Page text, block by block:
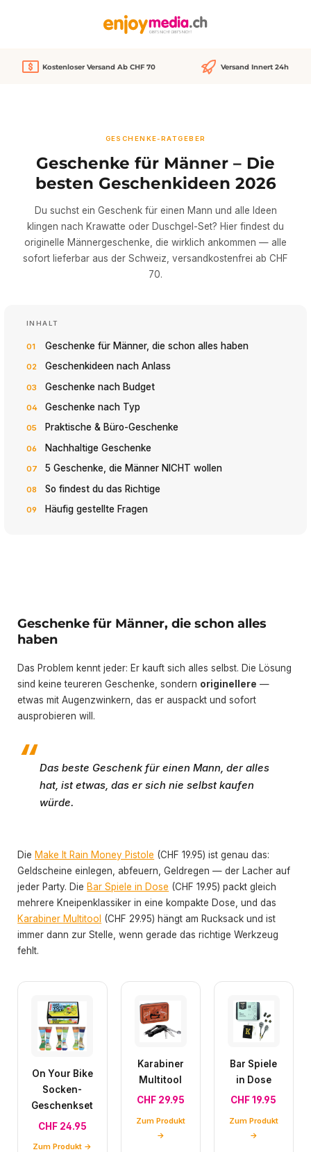
Kostenloser Versand Ab CHF 70 Versand Innert 24h
GESCHENKE-RATGEBER
Geschenke für Männer – Die
besten Geschenkideen 2026
Du suchst ein Geschenk für einen Mann und alle Ideen
klingen nach Krawatte oder Duschgel-Set? Hier findest du
originelle Männergeschenke, die wirklich ankommen — alle
sofort lieferbar aus der Schweiz, versandkostenfrei ab CHF
70.
INHALT
Geschenke für Männer, die schon alles haben
Geschenkideen nach Anlass
Geschenke nach Budget
Geschenke nach Typ
Praktische & Büro-Geschenke
Nachhaltige Geschenke
5 Geschenke, die Männer NICHT wollen
So findest du das Richtige
Häufig gestellte Fragen
Geschenke für Männer, die schon alles
haben
Das Problem kennt jeder: Er kauft sich alles selbst. Die Lösung
sind keine teureren Geschenke, sondern originellere —
etwas mit Augenzwinkern, das er auspackt und sofort
ausprobieren will.
Das beste Geschenk für einen Mann, der alles
hat, ist etwas, das er sich nie selbst kaufen
würde.
Die Make It Rain Money Pistole (CHF 19.95) ist genau das:
Geldscheine einlegen, abfeuern, Geldregen — der Lacher auf
jeder Party. Die Bar Spiele in Dose (CHF 19.95) packt gleich
mehrere Kneipenklassiker in eine kompakte Dose, und das
Karabiner Multitool (CHF 29.95) hängt am Rucksack und ist
immer dann zur Stelle, wenn gerade das richtige Werkzeug
fehlt.
On Your Bike
Socken-
Geschenkset
CHF 24.95
Zum Produkt →
Karabiner
Multitool
CHF 29.95
Zum Produkt
→
Bar Spiele
in Dose
CHF 19.95
Zum Produkt
→